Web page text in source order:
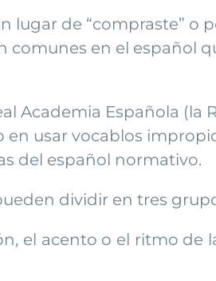
de “compraste” o
comunes en el español
Academia Española (la
usar vocablos
del español normativo.
dividir en tres
el acento o el ritmo de